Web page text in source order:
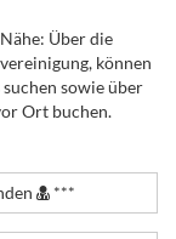
Über die
können
sowie über
Ort buchen.
***